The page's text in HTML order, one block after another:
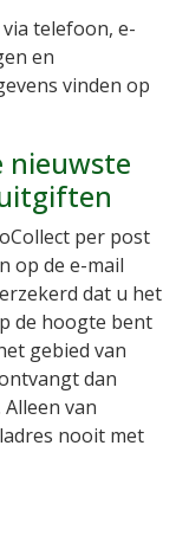
telefoon, e-
en
vinden op
nieuwste
per post
op de e-mail
dat u het
de hoogte bent
gebied van
dan
van
nooit met